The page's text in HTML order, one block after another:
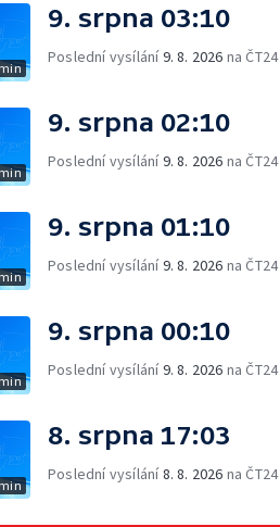
9. srpna 03:10
Poslední vysílání9. 8. 2026 na ČT24
9. srpna 02:10
Poslední vysílání9. 8. 2026 na ČT24
9. srpna 01:10
Poslední vysílání9. 8. 2026 na ČT24
9. srpna 00:10
Poslední vysílání9. 8. 2026 na ČT24
8. srpna 17:03
Poslední vysílání8. 8. 2026 na ČT24